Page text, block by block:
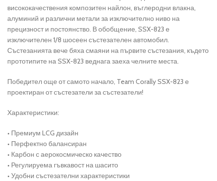
висококачествения композитен найлон, въглеродни влакна,
алуминий и различни метали за изключително ниво на
прецизност и постоянство. В обобщение, SSX-823 е
изключителен 1/8 шосеен състезателен автомобил.
Състезанията вече бяха смаяни на първите състезания, където
прототипите на SSX-823 веднага заеха челните места.
Победител още от самото начало, Team Corally SSX-823 е
проектиран от състезатели за състезатели!
Характеристики:
• Премиум LCG дизайн
• Перфектно балансиран
• Карбон с аерокосмическо качество
• Регулируема гъвкавост на шасито
• Удобни състезателни характеристики